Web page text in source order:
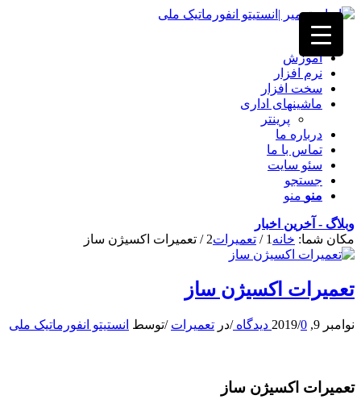
خانه
آموزش
نرم افزار
سخت افزار
ماشینهای اداری
پرینتر
درباره ما
تماس با ما
سئو سایت
جستجو
منو منو
وبلاگ - آخرین اخبار
مکان شما: خانه 1
/ تعمیرات2
/ تعمیرات اکسیژن ساز
تعمیرات اکسیژن ساز
نوامبر 9, 2019 /0 دیدگاه /در تعمیرات /توسط انستیتو انفورماتیک ملی
تعمیرات اکسیژن ساز